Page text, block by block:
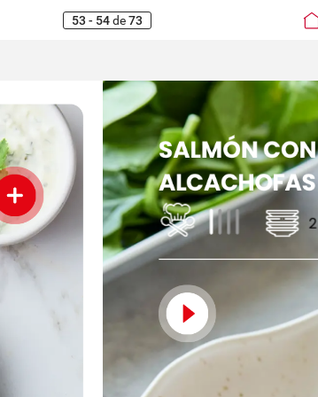
53 - 54 de 73
SALMÓNCON
ALCACHOFAS
2